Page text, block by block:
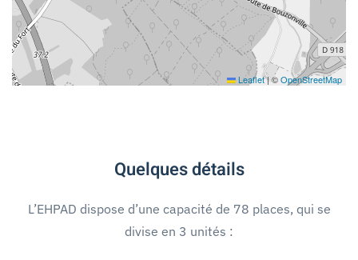
Leaflet|©OpenStreetMap
Quelques détails
L’EHPAD dispose d’une capacité de 78 places, qui se
divise en 3 unités :